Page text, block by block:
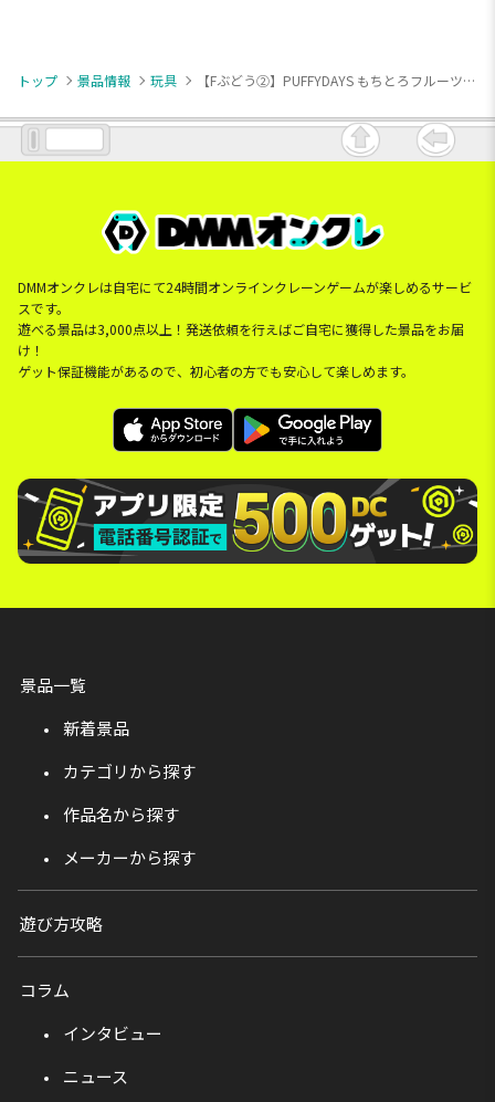
トップ 景品情報 玩具 【Fぶどう②】PUFFYDAYS もちとろフルーツタルトSQ
DMMオンクレは自宅にて24時間オンラインクレーンゲームが楽しめるサービ
スです。
遊べる景品は3,000点以上！発送依頼を行えばご自宅に獲得した景品をお届
け！
ゲット保証機能があるので、初心者の方でも安心して楽しめます。
景品一覧
新着景品
カテゴリから探す
作品名から探す
メーカーから探す
遊び方攻略
コラム
インタビュー
ニュース